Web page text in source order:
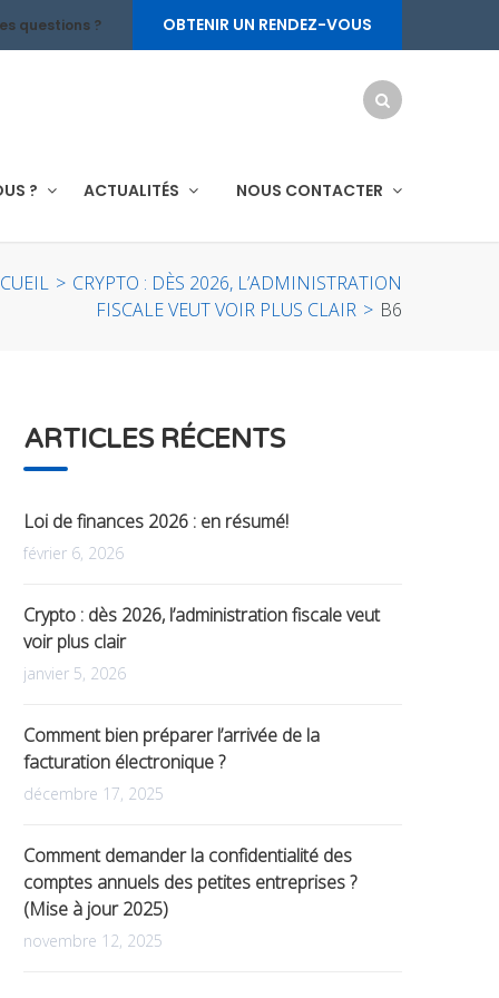
questions ? OBTENIR UN RENDEZ-VOUS
? ACTUALITÉS NOUS CONTACTER
> CRYPTO : DÈS 2026, L’ADMINISTRATION
FISCALE VEUT VOIR PLUS CLAIR > B6
ARTICLES RÉCENTS
Loi de finances 2026 : en résumé!
février 6, 2026
Crypto : dès 2026, l’administration fiscale veut
voir plus clair
janvier 5, 2026
Comment bien préparer l’arrivée de la
facturation électronique ?
décembre 17, 2025
Comment demander la confidentialité des
comptes annuels des petites entreprises ?
(Mise à jour 2025)
novembre 12, 2025